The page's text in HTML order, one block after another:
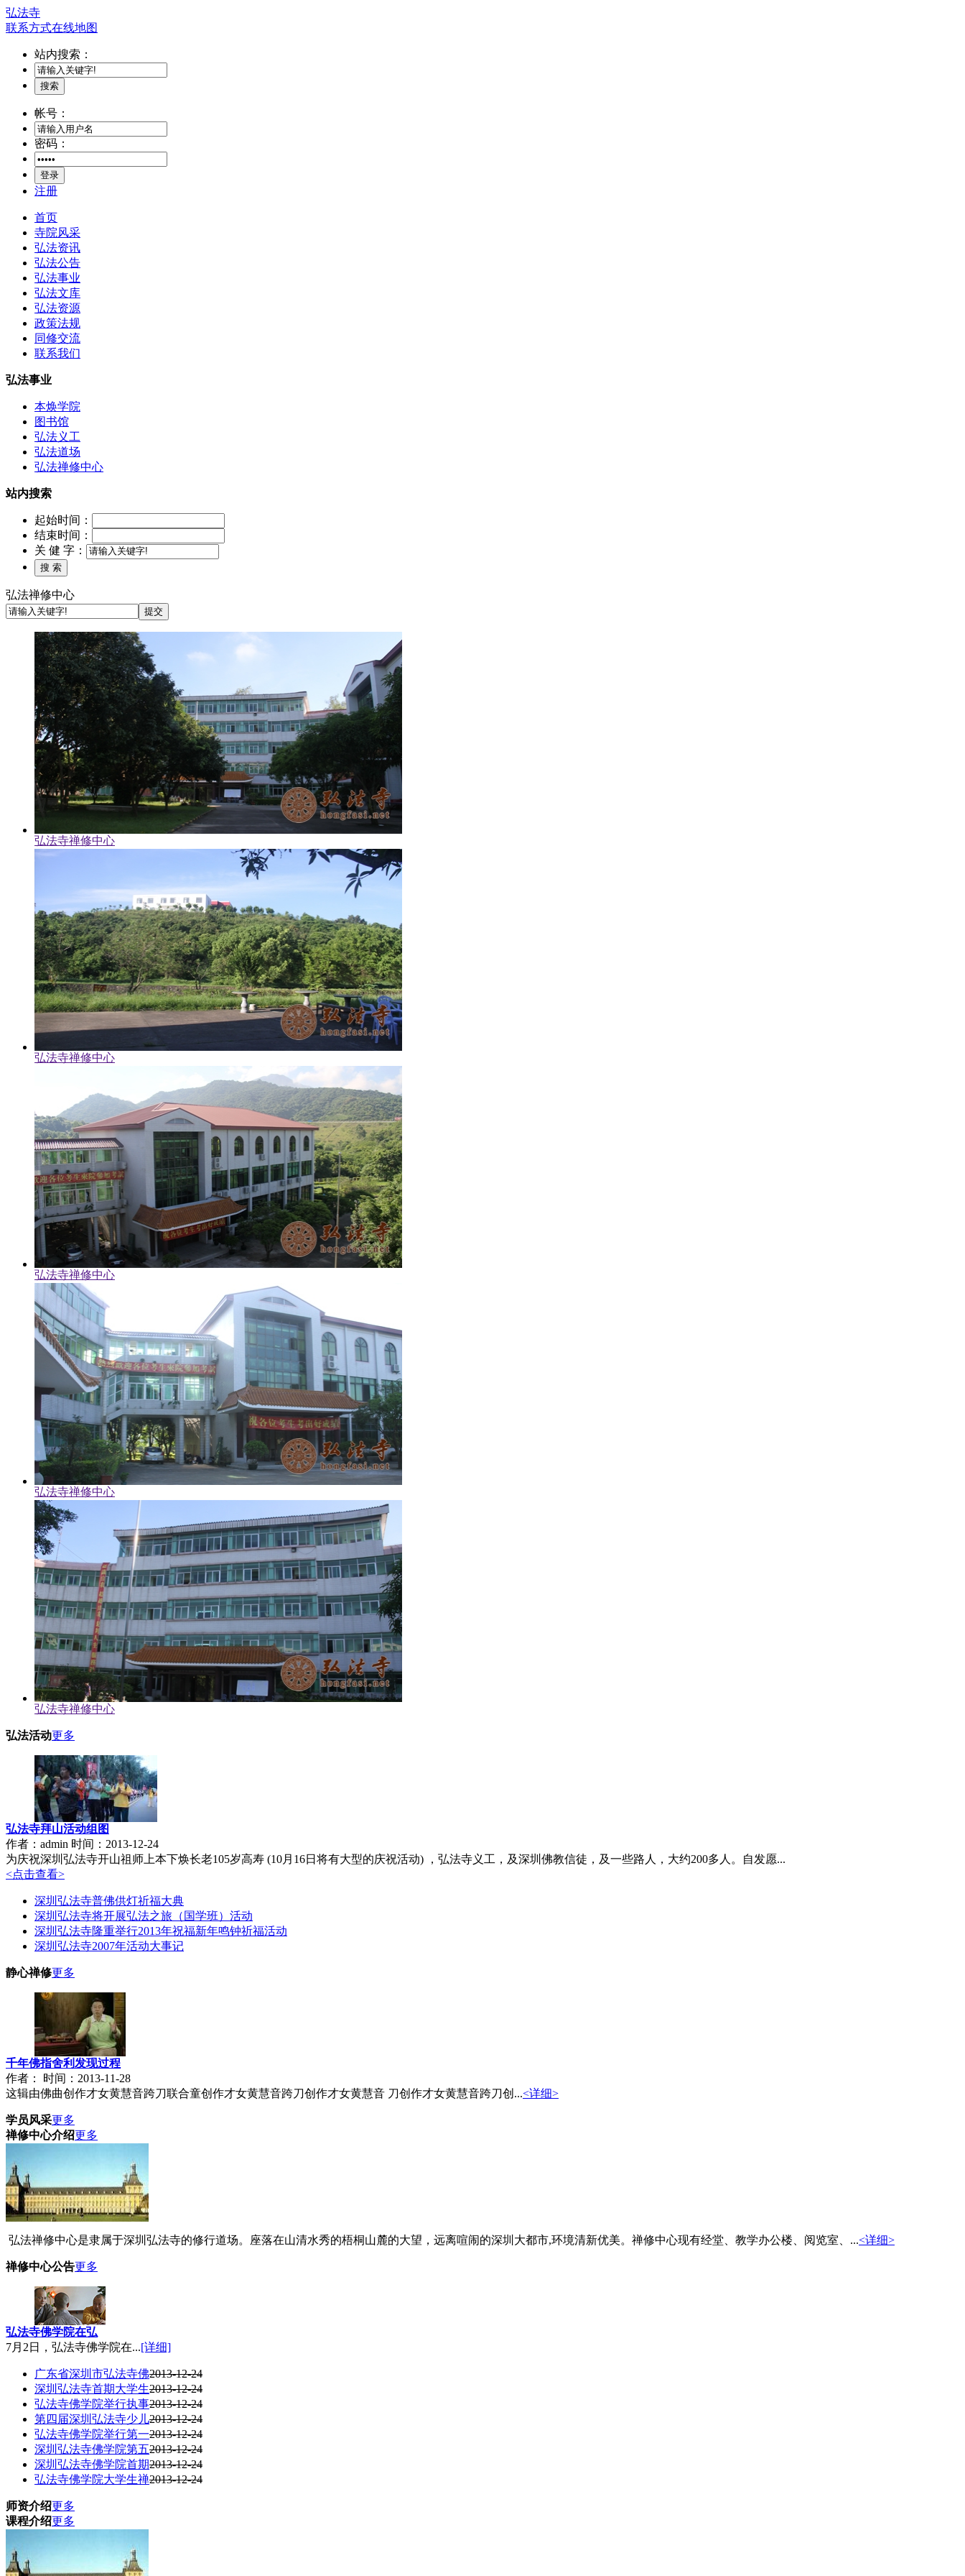
弘法寺
联系方式在线地图
站内搜索：
搜索
帐号：
密码：
登录
注册
首页
寺院风采
弘法资讯
弘法公告
弘法事业
弘法文库
弘法资源
政策法规
同修交流
联系我们
弘法事业
本焕学院
图书馆
弘法义工
弘法道场
弘法禅修中心
站内搜索
起始时间：
结束时间：
关 健 字：
弘法禅修中心
弘法寺禅修中心
弘法寺禅修中心
弘法寺禅修中心
弘法寺禅修中心
弘法寺禅修中心
弘法活动更多
弘法寺拜山活动组图
作者：admin 时间：2013-12-24
为庆祝深圳弘法寺开山祖师上本下焕长老105岁高寿 (10月16日将有大型的庆祝活动) ，弘法寺义工，及深圳佛教信徒，及一些路人，大约200多人。自发愿...
<点击查看>
深圳弘法寺普佛供灯祈福大典
深圳弘法寺将开展弘法之旅（国学班）活动
深圳弘法寺隆重举行2013年祝福新年鸣钟祈福活动
深圳弘法寺2007年活动大事记
静心禅修更多
千年佛指舍利发现过程
作者： 时间：2013-11-28
这辑由佛曲创作才女黄慧音跨刀联合童创作才女黄慧音跨刀创作才女黄慧音 刀创作才女黄慧音跨刀创...<详细>
学员风采更多
禅修中心介绍更多
弘法禅修中心是隶属于深圳弘法寺的修行道场。座落在山清水秀的梧桐山麓的大望，远离喧闹的深圳大都市,环境清新优美。禅修中心现有经堂、教学办公楼、阅览室、...<详细>
禅修中心公告更多
弘法寺佛学院在弘
7月2日，弘法寺佛学院在...[详细]
广东省深圳市弘法寺佛2013-12-24
深圳弘法寺首期大学生2013-12-24
弘法寺佛学院举行执事2013-12-24
第四届深圳弘法寺少儿2013-12-24
弘法寺佛学院举行第一2013-12-24
深圳弘法寺佛学院第五2013-12-24
深圳弘法寺佛学院首期2013-12-24
弘法寺佛学院大学生禅2013-12-24
师资介绍更多
课程介绍更多